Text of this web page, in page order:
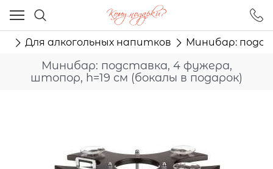
Для алкогольных напитков Минибар:
Минибар: подставка, 4 фужера,
штопор, h=19 см (бокалы в подарок)
Ваш город - Москва,
угадали?
ДА НЕТ